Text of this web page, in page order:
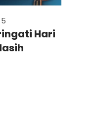
Hari